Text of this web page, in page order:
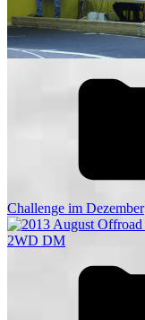
Challenge im Dezember